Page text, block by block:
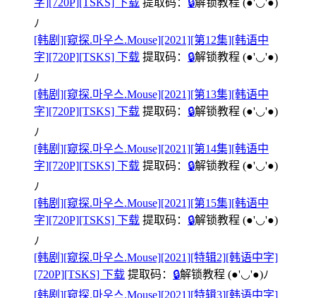
字][720P][TSKS] 下载 提取码： 🔒解锁教程 (●'◡'●)
ﾉ
[韩剧][窥探.마우스.Mouse][2021][第12集][韩语中
字][720P][TSKS] 下载 提取码： 🔒解锁教程 (●'◡'●)
ﾉ
[韩剧][窥探.마우스.Mouse][2021][第13集][韩语中
字][720P][TSKS] 下载 提取码： 🔒解锁教程 (●'◡'●)
ﾉ
[韩剧][窥探.마우스.Mouse][2021][第14集][韩语中
字][720P][TSKS] 下载 提取码： 🔒解锁教程 (●'◡'●)
ﾉ
[韩剧][窥探.마우스.Mouse][2021][第15集][韩语中
字][720P][TSKS] 下载 提取码： 🔒解锁教程 (●'◡'●)
ﾉ
[韩剧][窥探.마우스.Mouse][2021][特辑2][韩语中字]
[720P][TSKS] 下载 提取码： 🔒解锁教程 (●'◡'●)ﾉ
[韩剧][窥探.마우스.Mouse][2021][特辑3][韩语中字]